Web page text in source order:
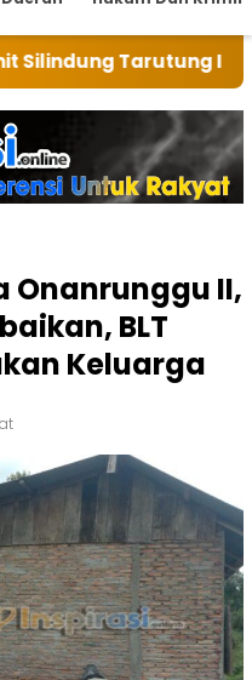
Ingatkan Kebaikan
Onanrunggu II,
BLT
Keluarga